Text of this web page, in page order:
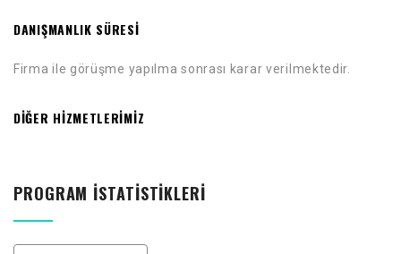
DANIŞMANLIK SÜRESI
Firma ile görüşme yapılma sonrası karar verilmektedir.
DİĞER HIZMETLERIMIZ
PROGRAM İSTATISTIKLERI